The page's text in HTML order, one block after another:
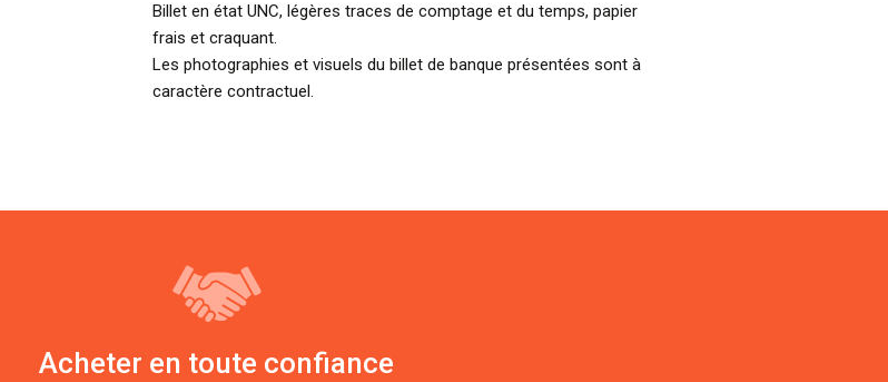
Billet en état UNC, légères traces de comptage et du temps, papier
frais et craquant.
Les photographies et visuels du billet de banque présentées sont à
caractère contractuel.
Acheter en toute confiance